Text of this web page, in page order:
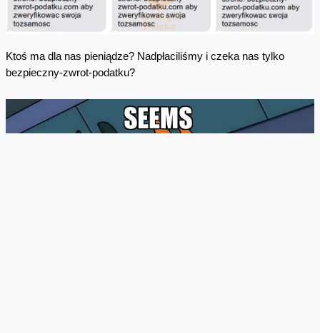
Ktoś ma dla nas pieniądze? Nadpłaciliśmy i czeka nas tylko
bezpieczny-zwrot-podatku?